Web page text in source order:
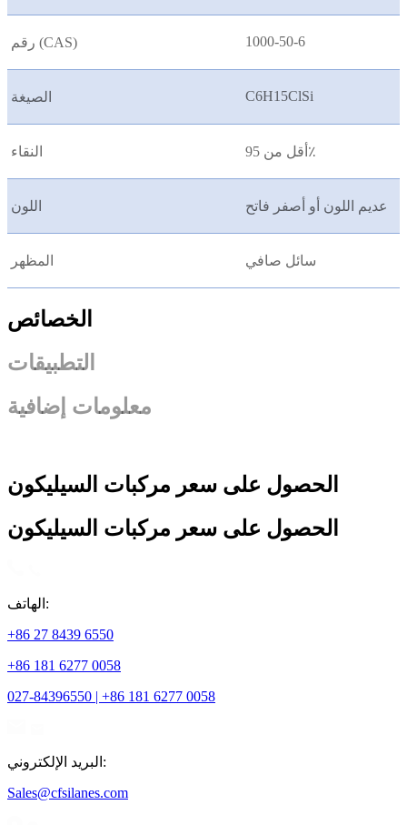
رقم (CAS) 1000-50-6
الصيغة C6H15ClSi
النقاء أقل من 95٪
اللون عديم اللون أو أصفر فاتح
المظهر سائل صافي
الخصائص
التطبيقات
معلومات إضافية
الحصول على سعر مركبات السيليكون
الحصول على سعر مركبات السيليكون
الهاتف:
+86 27 8439 6550
+86 181 6277 0058
027-84396550 | +86 181 6277 0058
البريد الإلكتروني:
Sales@cfsilanes.com